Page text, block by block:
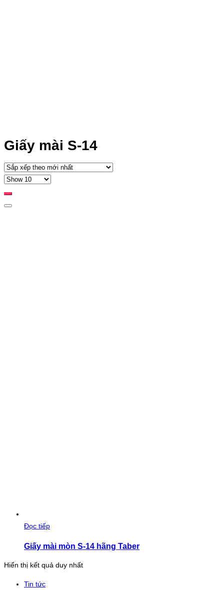
Giấy mài S-14
Đọc tiếp
Giấy mài mòn S-14 hãng Taber
Hiển thị kết quả duy nhất
Tin tức